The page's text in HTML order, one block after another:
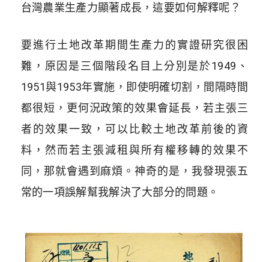
台灣農業生產力顯著成長，這要如何解釋呢？
要進行土地改革期間生產力的實證研究很困
難，原因是三個階段名目上分別是於1949、
1951與1953年實施，即使明確切割，間隔時間
都很短，更何況政策的效果會延長，若主張三
者的效果一致，可以比較土地改革前後的資
料，然而若主張減租與所有權移轉的效果不
同，那就會遇到麻煩。神奇的是，我發現張五
常的一項誤解幫我解決了大部分的問題。